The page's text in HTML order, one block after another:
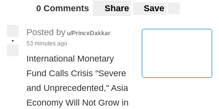
0 Comments Share Save
•
Posted by u/PrinceDakkar
53 minutes ago
International Monetary
Fund Calls Crisis "Severe
and Unprecedented," Asia
Economy Will Not Grow in